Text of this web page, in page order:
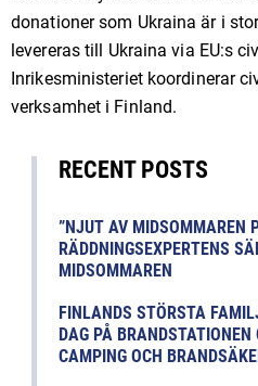
donationer som Ukraina är i
levereras till Ukraina via EU:s
Inrikesministeriet koordinerar
verksamhet i Finland.
RECENT POSTS
”NJUT AV MIDSOMMAREN
RÄDDNINGSEXPERTENS
MIDSOMMAREN
FINLANDS STÖRSTA
DAG PÅ
CAMPING OCH